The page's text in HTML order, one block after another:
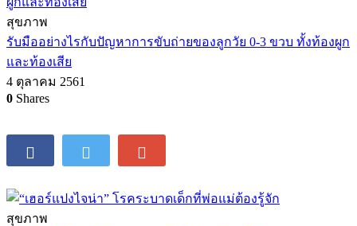
สุขภาพ
รับมืออย่างไรกับปัญหาการขับถ่ายของลูกวัย 0-3 ขวบ ทั้งท้องผูก
และท้องเสีย
4 ตุลาคม 2561
0 Shares
สุขภาพ